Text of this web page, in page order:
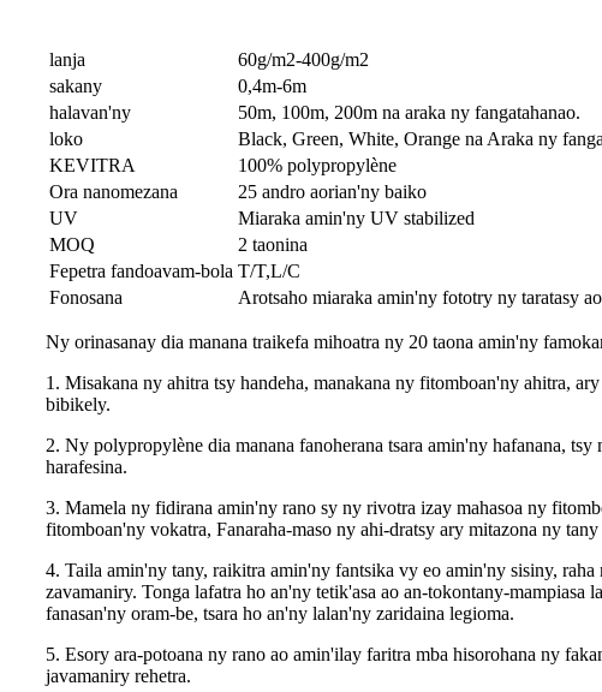
lanja
60g/m2-400g/m2
sakany
0,4m-6m
halavan'ny
50m, 100m, 200m na ​​araka ny fangatahanao.
loko
Black, Green, White, Orange na Araka ny
KEVITRA
100% polypropylène
Ora nanomezana
25 andro aorian'ny baiko
UV
Miaraka amin'ny UV stabilized
MOQ
2 taonina
Fepetra fandoavam-bola T/T,L/C
Fonosana
Arotsaho miaraka amin'ny fototry ny taratasy
Ny orinasanay dia manana traikefa mihoatra ny 20 taona amin'ny
1. Misakana ny ahitra tsy handeha, manakana ny fitomboan'ny ahitra,
bibikely.
2. Ny polypropylène dia manana fanoherana tsara amin'ny hafanana,
harafesina.
3. Mamela ny fidirana amin'ny rano sy ny rivotra izay mahasoa ny
fitomboan'ny vokatra, Fanaraha-maso ny ahi-dratsy ary mitazona ny
4. Taila amin'ny tany, raikitra amin'ny fantsika vy eo amin'ny sisiny,
zavamaniry. Tonga lafatra ho an'ny tetik'asa ao an-tokontany-
fanasan'ny oram-be, tsara ho an'ny lalan'ny zaridaina legioma.
5. Esory ara-potoana ny rano ao amin'ilay faritra mba hisorohana ny
javamaniry rehetra.